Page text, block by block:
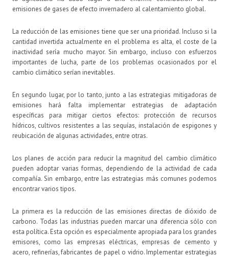
emisiones de gases de efecto invernadero al calentamiento global.
La reducción de las emisiones tiene que ser una prioridad. Incluso si la
cantidad invertida actualmente en el problema es alta, el coste de la
inactividad sería mucho mayor. Sin embargo, incluso con esfuerzos
importantes de lucha, parte de los problemas ocasionados por el
cambio climático serían inevitables.
En segundo lugar, por lo tanto, junto a las estrategias mitigadoras de
emisiones hará falta implementar estrategias de adaptación
específicas para mitigar ciertos efectos: protección de recursos
hídricos, cultivos resistentes a las sequías, instalación de espigones y
reubicación de algunas actividades, entre otras.
Los planes de acción para reducir la magnitud del cambio climático
pueden adoptar varias formas, dependiendo de la actividad de cada
compañía. Sin embargo, entre las estrategias más comunes podemos
encontrar varios tipos.
La primera es la reducción de las emisiones directas de dióxido de
carbono. Todas las industrias pueden marcar una diferencia sólo con
esta política. Esta opción es especialmente apropiada para los grandes
emisores, como las empresas eléctricas, empresas de cemento y
acero, refinerías, fabricantes de papel o vidrio. Implementar estrategias